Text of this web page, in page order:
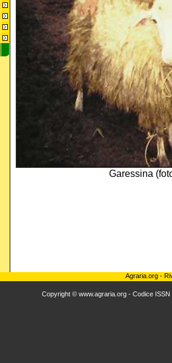
Garessina
Agraria.org -
Copyright © www.agraria.org - Codice